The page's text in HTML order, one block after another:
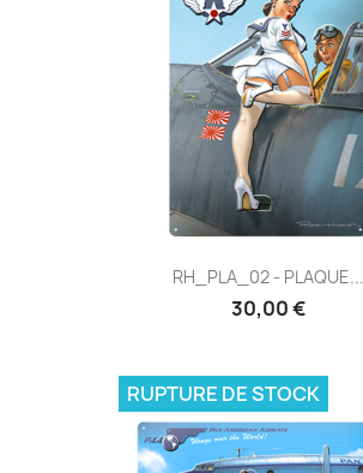
RH_PLA_02 - PLAQUE...
30,00 €
RUPTURE DE STOCK